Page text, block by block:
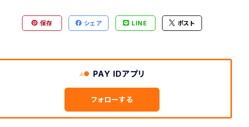
保存 シェア LINE ポスト
PAY IDアプリ
フォローする